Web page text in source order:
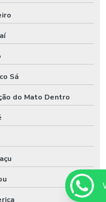
Sá
do Mato Dentro